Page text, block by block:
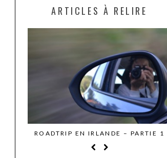
ARTICLES À RELIRE
SE FAIRE MAL POUR SE FAIRE DU
BIEN